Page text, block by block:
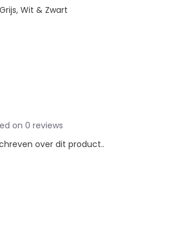
Wit & Zwart
on 0 reviews
over dit product..